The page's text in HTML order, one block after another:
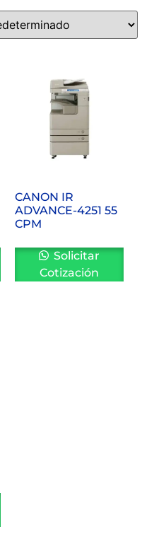
CANON IR
ADVANCE-4251 55
CPM
Solicitar
Cotización